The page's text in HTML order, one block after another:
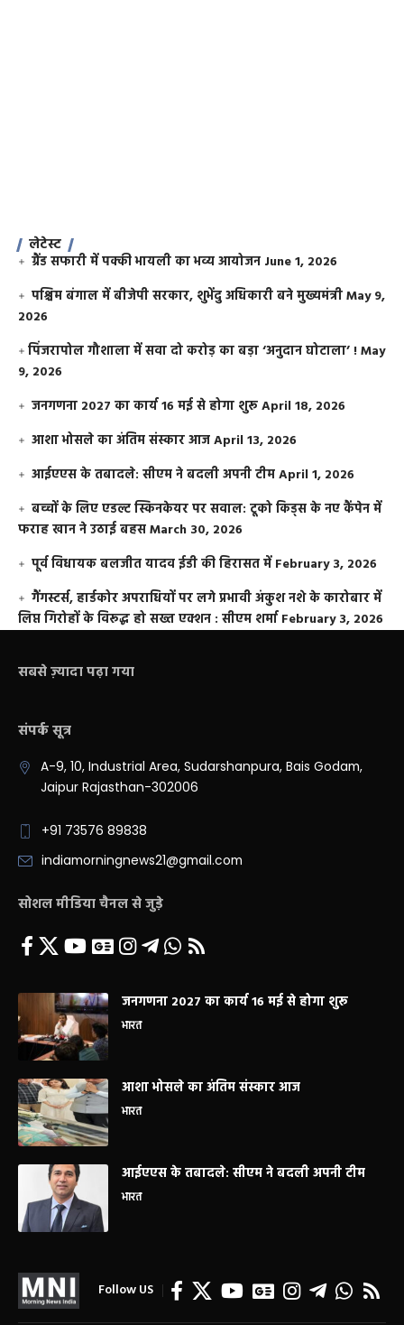
लेटेस्ट
ग्रैंड सफारी में पक्की भायली का भव्य आयोजन June 1, 2026
पश्चिम बंगाल में बीजेपी सरकार, शुभेंदु अधिकारी बने मुख्यमंत्रीMay 9,
2026
​पिंजरापोल गौशाला में सवा दो करोड़ का बड़ा ‘अनुदान घोटाला’ !May
9, 2026
जनगणना 2027 का कार्य 16 मई से होगा शुरूApril 18, 2026
आशा भोसले का अंतिम संस्कार आजApril 13, 2026
आईएएस के तबादले: सीएम ने बदली अपनी टीमApril 1, 2026
बच्चों के लिए एडल्ट स्किनकेयर पर सवाल: टूको किड्स के नए कैंपेन में
फराह खान ने उठाई बहसMarch 30, 2026
पूर्व विधायक बलजीत यादव ईडी की हिरासत में February 3, 2026
गैंगस्टर्स, हार्डकोर अपराधियों पर लगे प्रभावी अंकुश नशे के कारोबार में
लिप्त गिरोहों के विरूद्ध हो सख्त एक्शन : सीएम शर्मा February 3, 2026
सबसे ज़्यादा पढ़ा गया
संपर्क सूत्र
A-9, 10, Industrial Area, Sudarshanpura, Bais Godam,
Jaipur Rajasthan-302006
+91 73576 89838
indiamorningnews21@gmail.com
सोशल मीडिया चैनल से जुड़े
जनगणना 2027 का कार्य 16 मई से होगा शुरू
भारत
आशा भोसले का अंतिम संस्कार आज
भारत
आईएएस के तबादले: सीएम ने बदली अपनी टीम
भारत
Follow US